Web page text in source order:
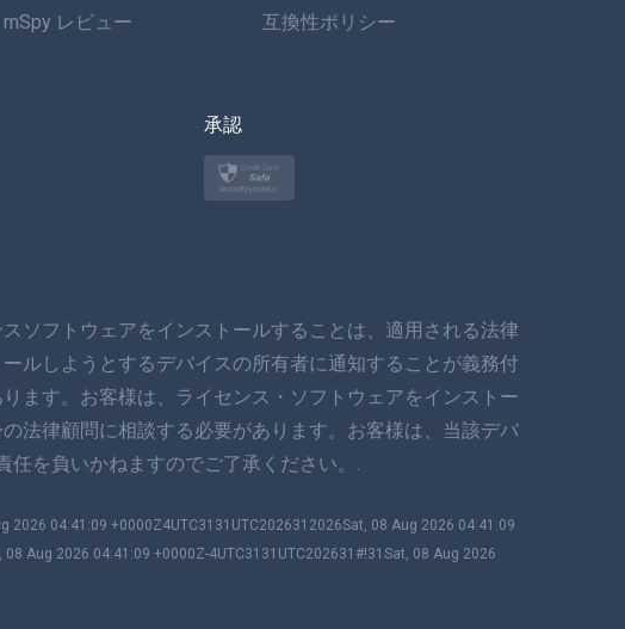
トルコ語
ノルスク
スヴェンスカ
ภาษาไทย
ダンスク
mSpy レビュー
互換性ポリシー
承認
ソフトウェアをインストールすることは、適用される法律
ルしようとするデバイスの所有者に通知することが義務付
ます。お客様は、ライセンス・ソフトウェアをインストー
法律顧問に相談する必要があります。お客様は、当該デバ
を負いかねますのでご了承ください。.
04:41:09 +0000Z4UTC3131UTC2026312026Sat, 08 Aug 2026 04:41:09
Aug 2026 04:41:09 +0000Z-4UTC3131UTC202631#!31Sat, 08 Aug 2026